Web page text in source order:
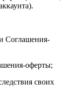
Соглашения-
оферты;
своих